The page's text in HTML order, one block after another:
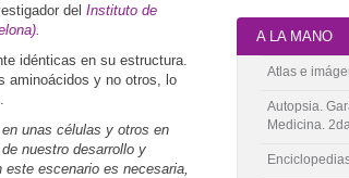
del Instituto de
idénticas en su estructura.
aminoácidos y no otros, lo
unas células y otros en
nuestro desarrollo y
escenario es necesaria,
A LA MANO
Atlas e
Autopsia.
Medicina.